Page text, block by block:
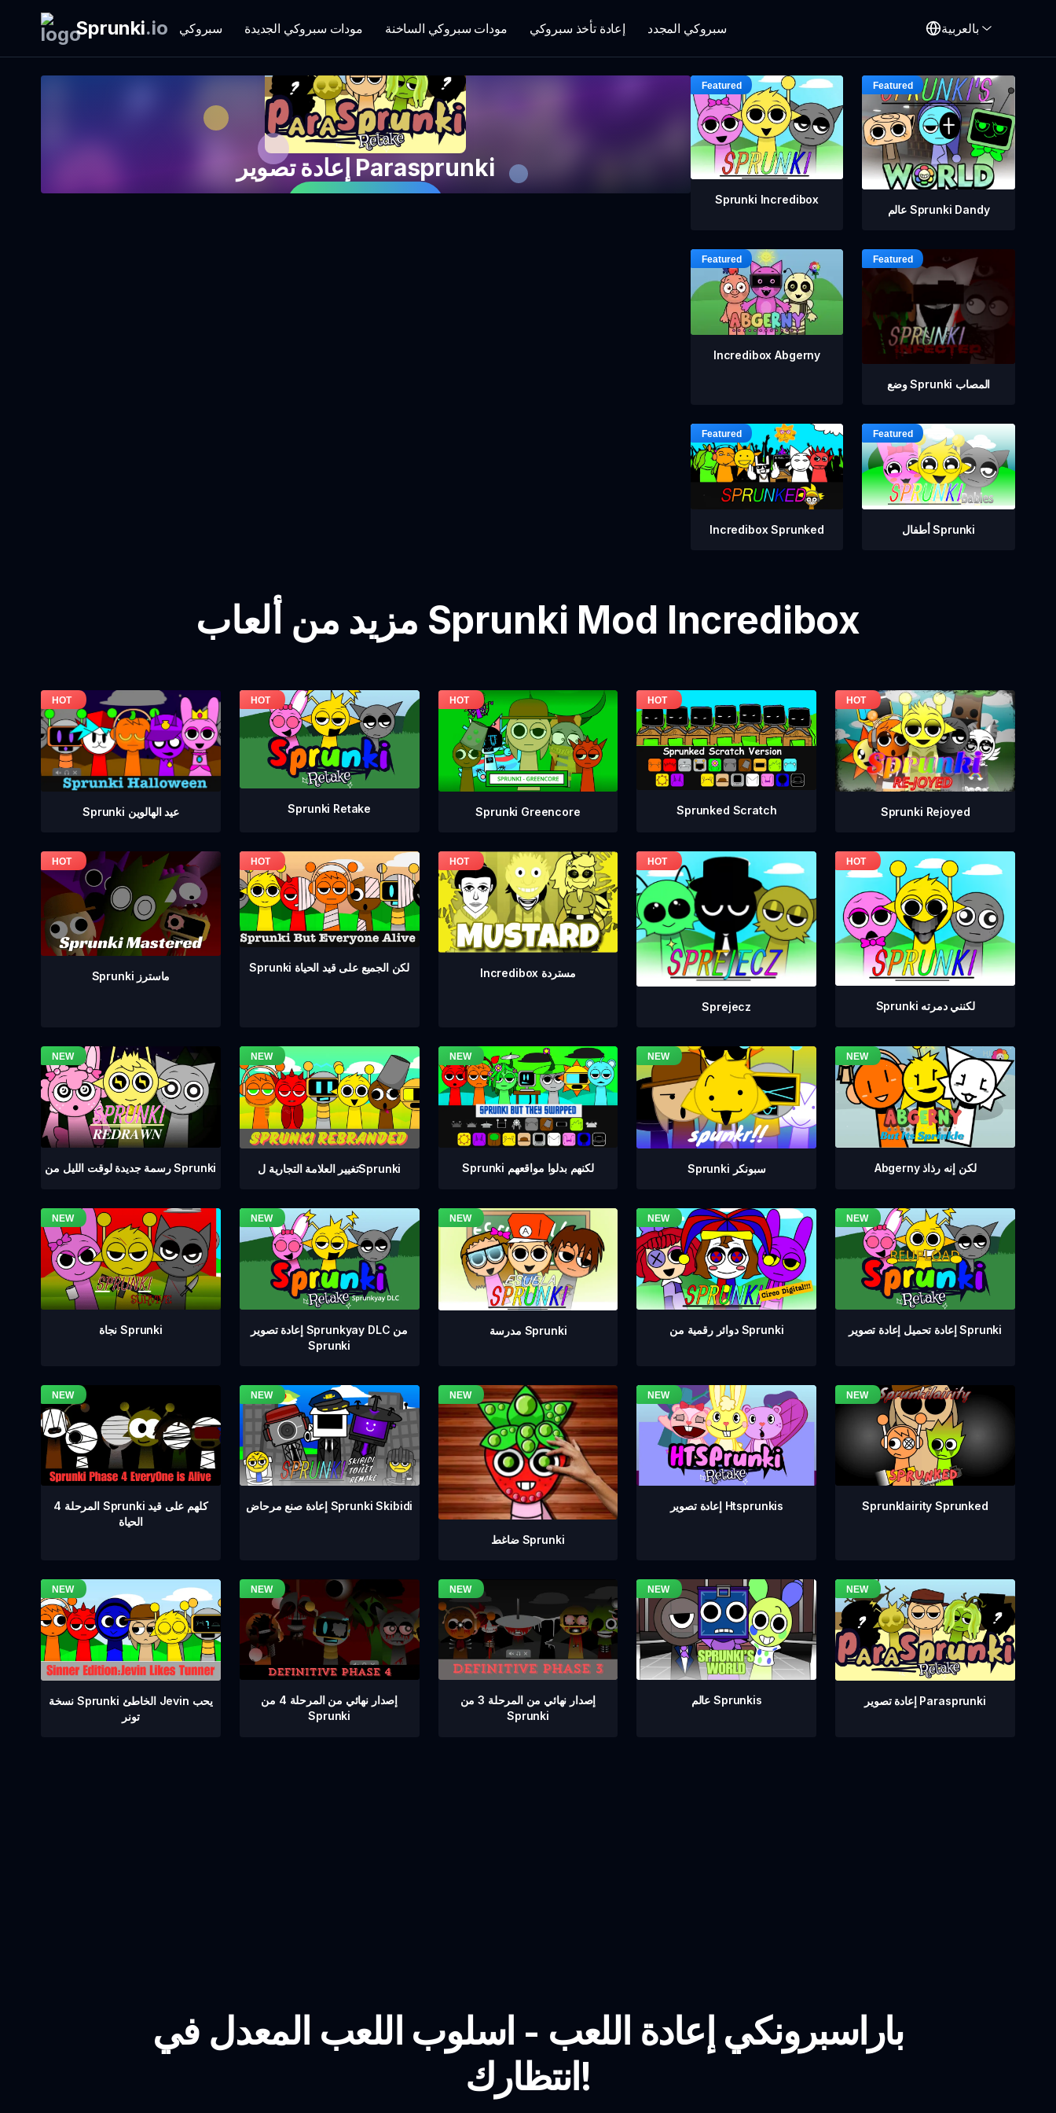
Sprunki.io سبروكي مودات سبروكي الجديدة مودات سبروكي الساخنة إعادة تأخذ سبروكي سبروكي المجدد بالعربية
إعادة تصوير Parasprunki
Sprunki Incredibox
عالم Sprunki Dandy
Incredibox Abgerny
وضع Sprunki المصاب
Incredibox Sprunked أطفال Sprunki
مزيد من ألعاب Sprunki Mod Incredibox
Sprunki عيد الهالوين Sprunki Retake Sprunki Greencore Sprunked Scratch Sprunki Rejoyed
Sprunki ماسترز
Sprunki لكن الجميع على قيد الحياة Incredibox مستردة
Sprejecz Sprunki لكنني دمرته
رسمة جديدة لوقت الليل من Sprunki تغيير العلامة التجارية لSprunki Sprunki لكنهم بدلوا مواقعهم Sprunki سبونكر Abgerny لكن إنه رذاذ
نجاة Sprunki
إعادة تصوير Sprunkyay DLC من
Sprunki
مدرسة Sprunki دوائر رقمية من Sprunki إعادة تحميل إعادة تصوير Sprunki
المرحلة 4 Sprunki كلهم على قيد
الحياة
إعادة صنع مرحاض Sprunki Skibidi
ضاغط Sprunki
إعادة تصوير Htsprunkis Sprunklairity Sprunked
نسخة Sprunki الخاطئ Jevin يحب
تونر
إصدار نهائي من المرحلة 4 من
Sprunki
إصدار نهائي من المرحلة 3 من
Sprunki
عالم Sprunkis إعادة تصوير Parasprunki
باراسبرونكي إعادة اللعب - اسلوب اللعب المعدل في
انتظارك!